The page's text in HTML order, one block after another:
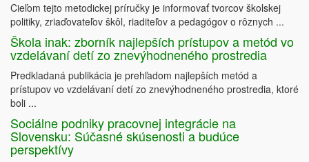
Cieľom tejto metodickej príručky je informovať tvorcov školskej
politiky, zriaďovateľov škôl, riaditeľov a pedagógov o rôznych ...
Škola inak: zborník najlepších prístupov a metód vo
vzdelávaní detí zo znevýhodneného prostredia
Predkladaná publikácia je prehľadom najlepších metód a
prístupov vo vzdelávaní detí zo znevýhodneného prostredia, ktoré
boli ...
Sociálne podniky pracovnej integrácie na
Slovensku: Súčasné skúsenosti a budúce
perspektívy